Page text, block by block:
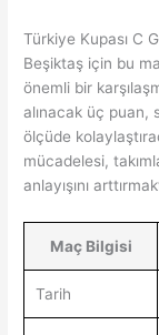
Türkiye Kupası C
Beşiktaş için bu
önemli bir
alınacak üç puan,
ölçüde
mücadelesi,
anlayışını
Maç Bilgisi
Tarih